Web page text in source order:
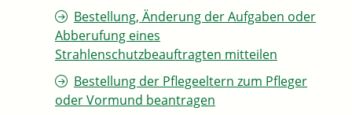
Bestellung, Änderung der Aufgaben oder
Abberufung eines
Strahlenschutzbeauftragten mitteilen
Bestellung der Pflegeeltern zum Pfleger
oder Vormund beantragen